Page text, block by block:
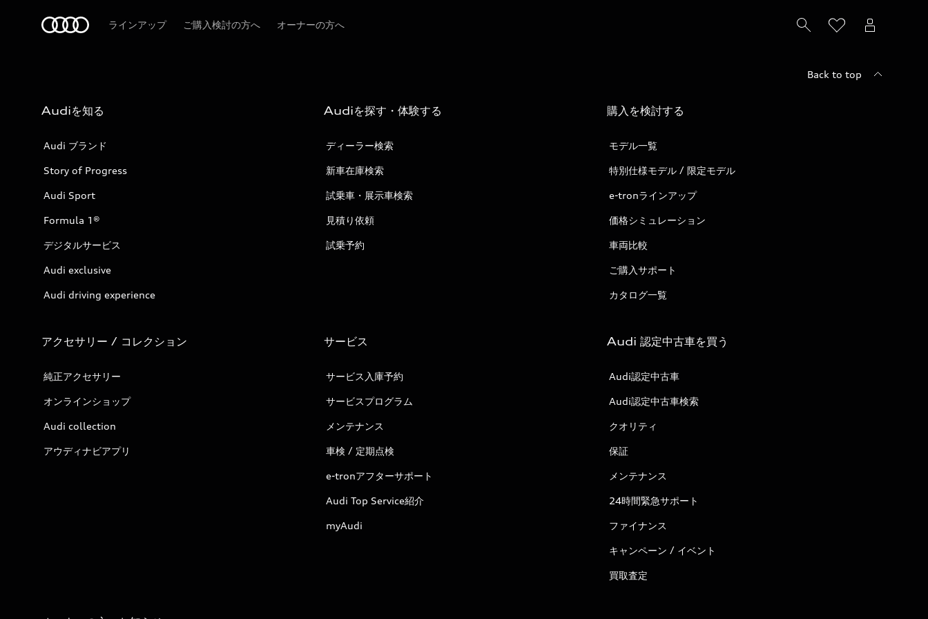
ラインアップ ご購入検討の方へ オーナーの方へ
Back to top
Audiを知る
Audi ブランド
Story of Progress
Audi Sport
Formula 1®
デジタルサービス
Audi exclusive
Audi driving experience
Audiを探す・体験する
ディーラー検索
新車在庫検索
試乗車・展示車検索
見積り依頼
試乗予約
購入を検討する
モデル一覧
特別仕様モデル / 限定モデル
e-tronラインアップ
価格シミュレーション
車両比較
ご購入サポート
カタログ一覧
アクセサリー / コレクション
純正アクセサリー
オンラインショップ
Audi collection
アウディナビアプリ
サービス
サービス入庫予約
サービスプログラム
メンテナンス
車検 / 定期点検
e-tronアフターサポート
Audi Top Service紹介
myAudi
Audi 認定中古車を買う
Audi認定中古車
Audi認定中古車検索
クオリティ
保証
メンテナンス
24時間緊急サポート
ファイナンス
キャンペーン / イベント
買取査定